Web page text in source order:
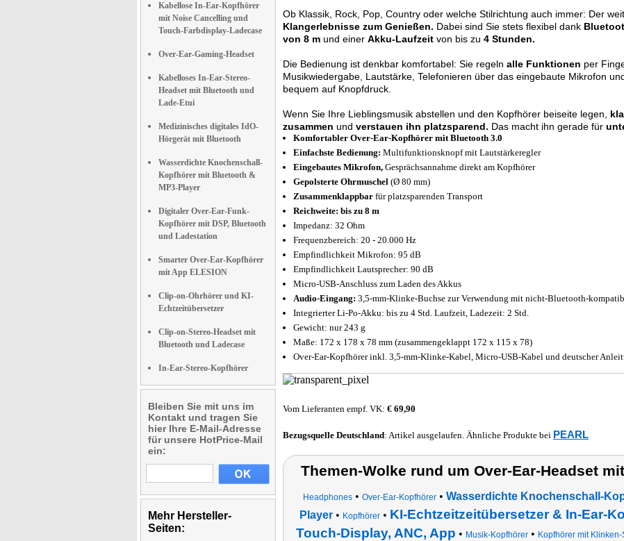
Kabellose In-Ear-Kopfhörer
mit Noise Cancelling und
Touch-Farbdisplay-Ladecase
Over-Ear-Gaming-Headset
Kabelloses In-Ear-Stereo-
Headset mit Bluetooth und
Lade-Etui
Medizinisches digitales IdO-
Hörgerät mit Bluetooth
Wasserdichte Knochenschall-
Kopfhörer mit Bluetooth &
MP3-Player
Digitaler Over-Ear-Funk-
Kopfhörer mit DSP, Bluetooth
und Ladestation
Smarter Over-Ear-Kopfhörer
mit App ELESION
Clip-on-Ohrhörer und KI-
Echtzeitübersetzer
Clip-on-Stereo-Headset mit
Bluetooth und Ladecase
In-Ear-Stereo-Kopfhörer
Bleiben Sie mit uns im
Kontakt und tragen Sie
hier Ihre E-Mail-Adresse
für unsere HotPrice-Mail
ein:
Mehr Hersteller-
Seiten:
Ob Klassik, Rock, Pop, Country oder welche Stilrichtung auch immer: Der
Klangerlebnisse zum Genießen. Dabei sind Sie stets flexibel dank
von 8 m und einer Akku-Laufzeit von bis zu 4 Stunden.
Die Bedienung ist denkbar komfortabel: Sie regeln alle Funktionen per
Musikwiedergabe, Lautstärke, Telefonieren über das eingebaute Mikrofon
bequem auf Knopfdruck.
Wenn Sie Ihre Lieblingsmusik abstellen und den Kopfhörer beiseite legen,
zusammen und verstauen ihn platzsparend. Das macht ihn gerade für
Komfortabler Over-Ear-Kopfhörer mit Bluetooth 3.0
Einfachste Bedienung: Multifunktionsknopf mit Lautstärkeregler
Eingebautes Mikrofon, Gesprächsannahme direkt am Kopfhörer
Gepolsterte Ohrmuschel (Ø 80 mm)
Zusammenklappbar für platzsparenden Transport
Reichweite: bis zu 8 m
Impedanz: 32 Ohm
Frequenzbereich: 20 - 20.000 Hz
Empfindlichkeit Mikrofon: 95 dB
Empfindlichkeit Lautsprecher: 90 dB
Micro-USB-Anschluss zum Laden des Akkus
Audio-Eingang: 3,5-mm-Klinke-Buchse zur Verwendung mit nicht-Bluetooth-
Integrierter Li-Po-Akku: bis zu 4 Std. Laufzeit, Ladezeit: 2 Std.
Gewicht: nur 243 g
Maße: 172 x 178 x 78 mm (zusammengeklappt 172 x 115 x 78)
Over-Ear-Kopfhörer inkl. 3,5-mm-Klinke-Kabel, Micro-USB-Kabel und deutscher
Vom Lieferanten empf. VK: € 69,90
Bezugsquelle Deutschland: Artikel ausgelaufen. Ähnliche Produkte bei PEARL
Themen-Wolke rund um Over-Ear-Headset
Headphones• Over-Ear-Kopfhörer• Wasserdichte Knochenschall-
Player • Kopfhörer • KI-Echtzeitzeitübersetzer & In-Ear-
Touch-Display, ANC, App • Musik-Kopfhörer • Kopfhörer mit Klinken-